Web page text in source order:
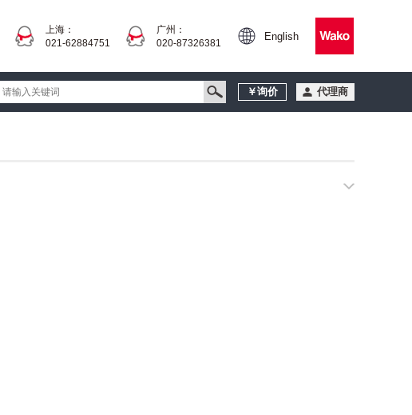
上海：
021-62884751
广州：
020-87326381
English
￥询价 代理商